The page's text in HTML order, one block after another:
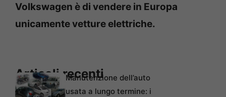
Volkswagen è di vendere in Europa
unicamente vetture elettriche.
Articoli recentiManutenzione dell’auto
usata a lungo termine: i